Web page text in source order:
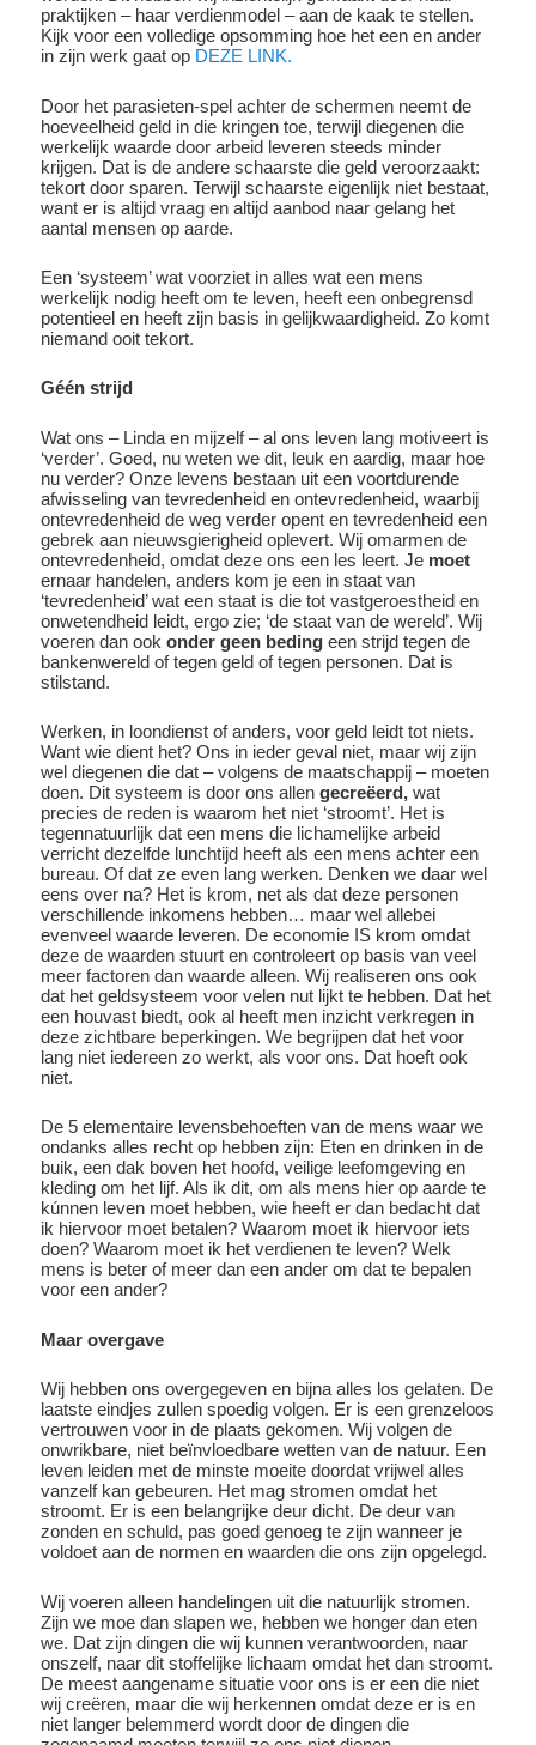
praktijken – haar verdienmodel – aan de kaak te stellen.
Kijk voor een volledige opsomming hoe het een en ander
in zijn werk gaat op DEZE LINK.
Door het parasieten-spel achter de schermen neemt de
hoeveelheid geld in die kringen toe, terwijl diegenen die
werkelijk waarde door arbeid leveren steeds minder
krijgen. Dat is de andere schaarste die geld veroorzaakt:
tekort door sparen. Terwijl schaarste eigenlijk niet bestaat,
want er is altijd vraag en altijd aanbod naar gelang het
aantal mensen op aarde.
Een ‘systeem’ wat voorziet in alles wat een mens
werkelijk nodig heeft om te leven, heeft een onbegrensd
potentieel en heeft zijn basis in gelijkwaardigheid. Zo komt
niemand ooit tekort.
Géén strijd
Wat ons – Linda en mijzelf – al ons leven lang motiveert is
‘verder’. Goed, nu weten we dit, leuk en aardig, maar hoe
nu verder? Onze levens bestaan uit een voortdurende
afwisseling van tevredenheid en ontevredenheid, waarbij
ontevredenheid de weg verder opent en tevredenheid een
gebrek aan nieuwsgierigheid oplevert. Wij omarmen de
ontevredenheid, omdat deze ons een les leert. Je moet
ernaar handelen, anders kom je een in staat van
‘tevredenheid’ wat een staat is die tot vastgeroestheid en
onwetendheid leidt, ergo zie; ‘de staat van de wereld’. Wij
voeren dan ookonder geen beding een strijd tegen de
bankenwereld of tegen geld of tegen personen. Dat is
stilstand.
Werken, in loondienst of anders, voor geld leidt tot niets.
Want wie dient het? Ons in ieder geval niet, maar wij zijn
wel diegenen die dat – volgens de maatschappij – moeten
doen. Dit systeem is door ons allengecreëerd, wat
precies de reden is waarom het niet ‘stroomt’. Het is
tegennatuurlijk dat een mens die lichamelijke arbeid
verricht dezelfde lunchtijd heeft als een mens achter een
bureau. Of dat ze even lang werken. Denken we daar wel
eens over na? Het is krom, net als dat deze personen
verschillende inkomens hebben… maar wel allebei
evenveel waarde leveren. De economie IS krom omdat
deze de waarden stuurt en controleert op basis van veel
meer factoren dan waarde alleen. Wij realiseren ons ook
dat het geldsysteem voor velen nut lijkt te hebben. Dat het
een houvast biedt, ook al heeft men inzicht verkregen in
deze zichtbare beperkingen. We begrijpen dat het voor
lang niet iedereen zo werkt, als voor ons. Dat hoeft ook
niet.
De 5 elementaire levensbehoeften van de mens waar we
ondanks alles recht op hebben zijn: Eten en drinken in de
buik, een dak boven het hoofd, veilige leefomgeving en
kleding om het lijf. Als ik dit, om als mens hier op aarde te
kúnnen leven moet hebben, wie heeft er dan bedacht dat
ik hiervoor moet betalen? Waarom moet ik hiervoor iets
doen? Waarom moet ik het verdienen te leven? Welk
mens is beter of meer dan een ander om dat te bepalen
voor een ander?
Maar overgave
Wij hebben ons overgegeven en bijna alles los gelaten. De
laatste eindjes zullen spoedig volgen. Er is een grenzeloos
vertrouwen voor in de plaats gekomen. Wij volgen de
onwrikbare, niet beïnvloedbare wetten van de natuur. Een
leven leiden met de minste moeite doordat vrijwel alles
vanzelf kan gebeuren. Het mag stromen omdat het
stroomt. Er is een belangrijke deur dicht. De deur van
zonden en schuld, pas goed genoeg te zijn wanneer je
voldoet aan de normen en waarden die ons zijn opgelegd.
Wij voeren alleen handelingen uit die natuurlijk stromen.
Zijn we moe dan slapen we, hebben we honger dan eten
we. Dat zijn dingen die wij kunnen verantwoorden, naar
onszelf, naar dit stoffelijke lichaam omdat het dan stroomt.
De meest aangename situatie voor ons is er een die niet
wij creëren, maar die wij herkennen omdat deze er is en
niet langer belemmerd wordt door de dingen die